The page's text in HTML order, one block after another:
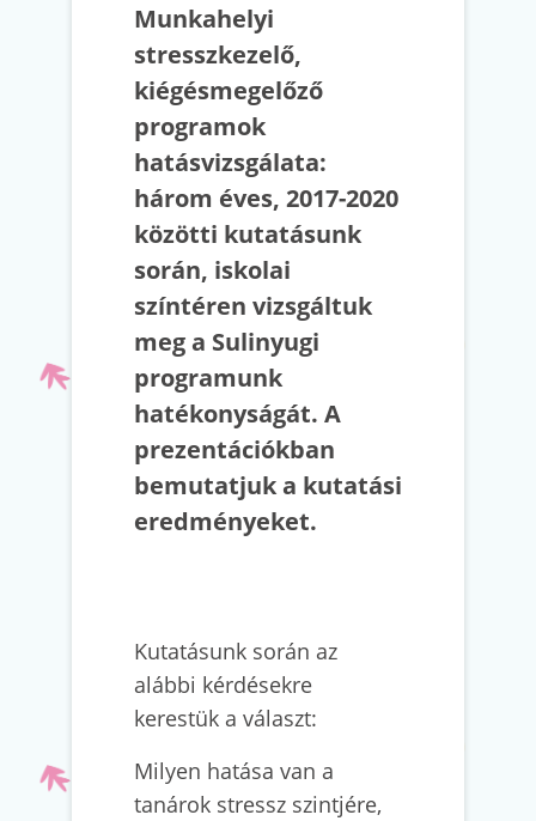
Munkahelyi
stresszkezelő,
kiégésmegelőző
programok
hatásvizsgálata:
három éves, 2017-2020
közötti kutatásunk
során, iskolai
színtéren vizsgáltuk
meg a Sulinyugi
programunk
hatékonyságát. A
prezentációkban
bemutatjuk a kutatási
eredményeket.
Kutatásunk során az
alábbi kérdésekre
kerestük a választ:
Milyen hatása van a
tanárok stressz szintjére,